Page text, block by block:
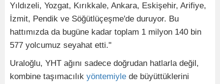
Yıldızeli, Yozgat, Kırıkkale, Ankara, Eskişehir, Arifiye,
İzmit, Pendik ve Söğütlüçeşme'de duruyor. Bu
hattımızda da bugüne kadar toplam 1 milyon 140 bin
577 yolcumuz seyahat etti."
Uraloğlu, YHT ağını sadece doğrudan hatlarla değil,
kombine taşımacılık yöntemiyle de büyüttüklerini